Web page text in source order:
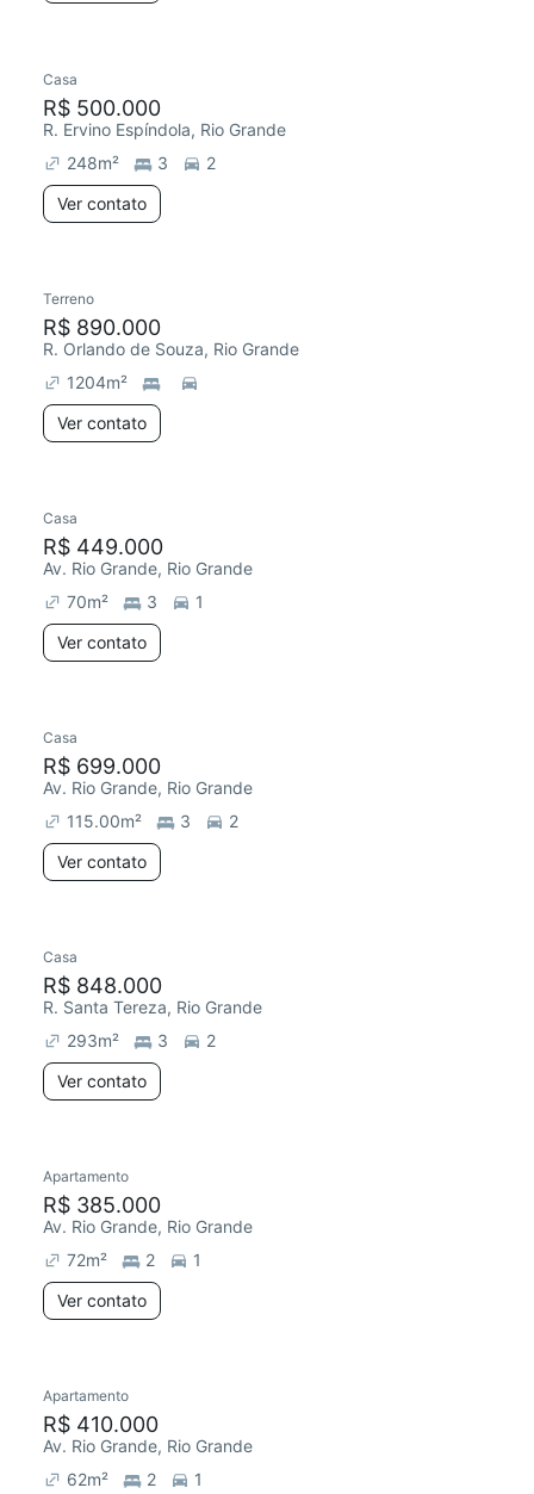
Casa
R$ 500.000
R. Ervino Espíndola, Rio Grande
248m² 3
2
Ver contato
Terreno
R$ 890.000
R. Orlando de Souza, Rio Grande
1204m²
Ver contato
Casa
R$ 449.000
Av. Rio Grande, Rio Grande
70m² 3
1
Ver contato
Casa
R$ 699.000
Av. Rio Grande, Rio Grande
115.00m² 3
2
Ver contato
Casa
R$ 848.000
R. Santa Tereza, Rio Grande
293m² 3
2
Ver contato
Apartamento
R$ 385.000
Av. Rio Grande, Rio Grande
72m² 2
1
Ver contato
Apartamento
R$ 410.000
Av. Rio Grande, Rio Grande
62m² 2
1